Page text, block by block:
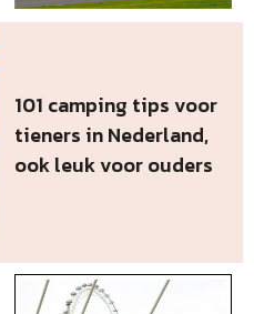
101 camping tips voor
tieners in Nederland,
ook leuk voor ouders